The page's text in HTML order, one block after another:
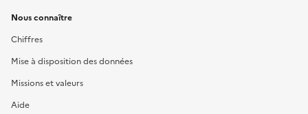
Nous connaître
Chiffres
Mise à disposition des données
Missions et valeurs
Aide